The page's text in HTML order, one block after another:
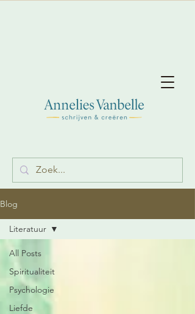
Blog
All Posts
Spiritualiteit
Psychologie
Liefde
Literatuur